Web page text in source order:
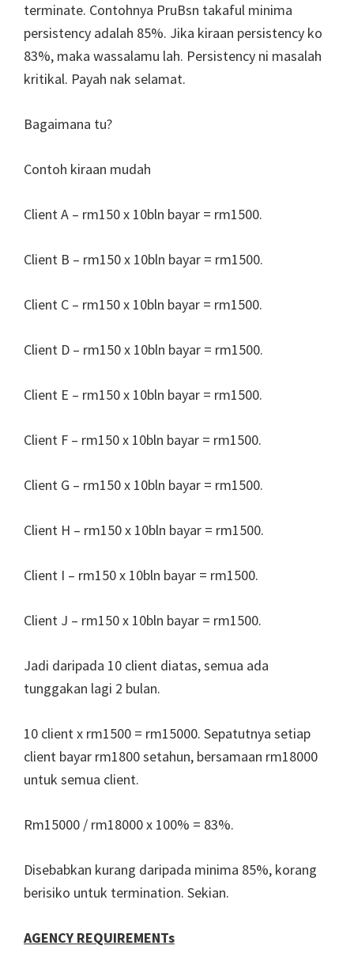
terminate. Contohnya PruBsn takaful minima
persistency adalah 85%. Jika kiraan persistency ko
83%, maka wassalamu lah. Persistency ni masalah
kritikal. Payah nak selamat.
Bagaimana tu?
Contoh kiraan mudah
Client A – rm150 x 10bln bayar = rm1500.
Client B – rm150 x 10bln bayar = rm1500.
Client C – rm150 x 10bln bayar = rm1500.
Client D – rm150 x 10bln bayar = rm1500.
Client E – rm150 x 10bln bayar = rm1500.
Client F – rm150 x 10bln bayar = rm1500.
Client G – rm150 x 10bln bayar = rm1500.
Client H – rm150 x 10bln bayar = rm1500.
Client I – rm150 x 10bln bayar = rm1500.
Client J – rm150 x 10bln bayar = rm1500.
Jadi daripada 10 client diatas, semua ada
tunggakan lagi 2 bulan.
10 client x rm1500 = rm15000. Sepatutnya setiap
client bayar rm1800 setahun, bersamaan rm18000
untuk semua client.
Rm15000 / rm18000 x 100% = 83%.
Disebabkan kurang daripada minima 85%, korang
berisiko untuk termination. Sekian.
AGENCY REQUIREMENTs